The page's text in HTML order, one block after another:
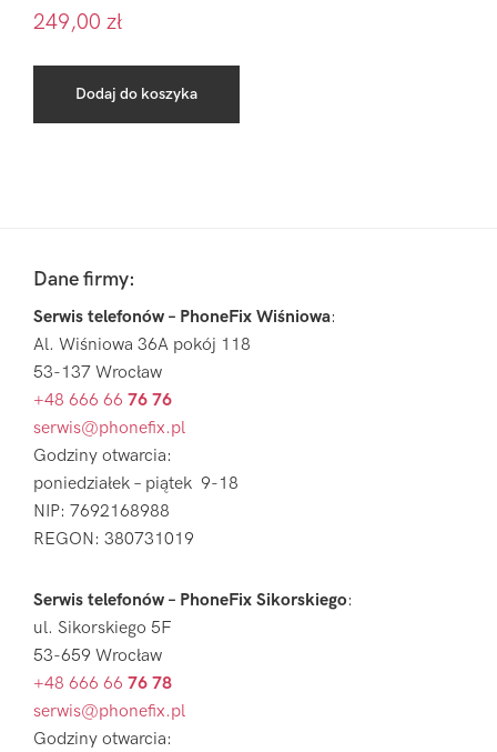
249,00 zł
Dodaj do koszyka
Sidebar
FooterDane firmy:
Serwis telefonów – PhoneFix Wiśniowa:
Al. Wiśniowa 36A pokój 118
53-137 Wrocław
+48 666 66 76 76
serwis@phonefix.pl
Godziny otwarcia:
poniedziałek – piątek 9-18
NIP: 7692168988
REGON: 380731019
Serwis telefonów – PhoneFix Sikorskiego:
ul. Sikorskiego 5F
53-659 Wrocław
+48 666 66 76 78
serwis@phonefix.pl
Godziny otwarcia: